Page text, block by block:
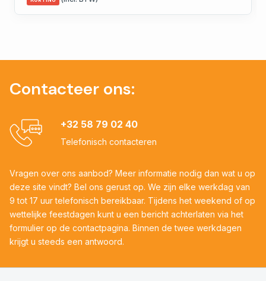
Contacteer ons:
+32 58 79 02 40
Telefonisch contacteren
Vragen over ons aanbod? Meer informatie nodig dan wat u op
deze site vindt? Bel ons gerust op. We zijn elke werkdag van
9 tot 17 uur telefonisch bereikbaar. Tijdens het weekend of op
wettelijke feestdagen kunt u een bericht achterlaten via het
formulier op de contactpagina. Binnen de twee werkdagen
krijgt u steeds een antwoord.